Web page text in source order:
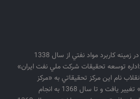
با هدف تحقيق و توسعه در زمينه كاربرد مواد نفتي از سال 1338
توسعه تحقيقات شركت ملي نفت ايران»
نام اين مركز تحقيقاتي به «مركز
پژوهش و خدمات علمي» تغيير يافت و تا سال 1368 به انجام